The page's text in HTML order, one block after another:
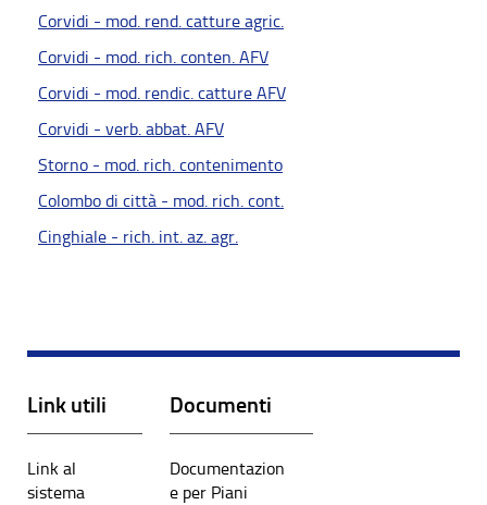
Corvidi - mod. rend. catture agric.
Corvidi - mod. rich. conten. AFV
Corvidi - mod. rendic. catture AFV
Corvidi - verb. abbat. AFV
Storno - mod. rich. contenimento
Colombo di città - mod. rich. cont.
Cinghiale - rich. int. az. agr.
Link utili
Link al
sistema
Documenti
Documentazion
e per Piani